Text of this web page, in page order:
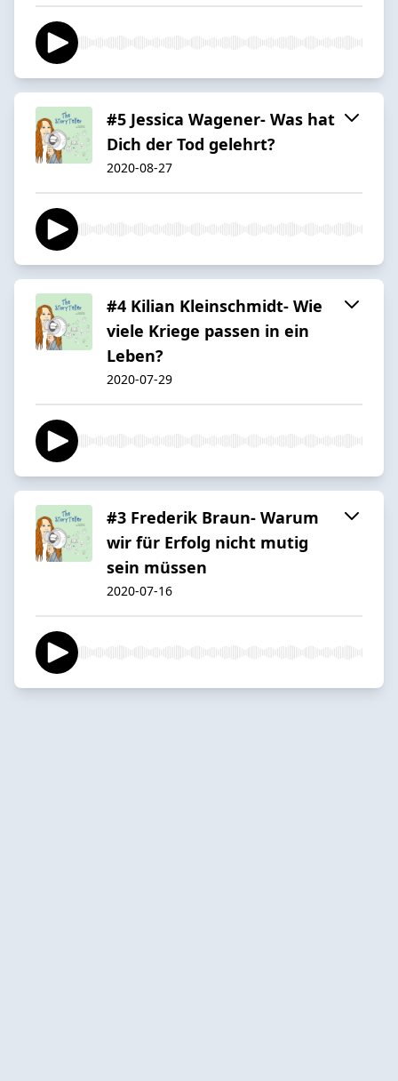
#5 Jessica Wagener- Was hat
Dich der Tod gelehrt?
2020-08-27
#4 Kilian Kleinschmidt- Wie
viele Kriege passen in ein
Leben?
2020-07-29
#3 Frederik Braun- Warum
wir für Erfolg nicht mutig
sein müssen
2020-07-16